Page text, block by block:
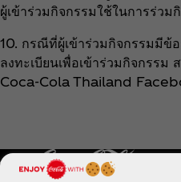
ผู้เข้าร่วมกิจกรรมใช้ในการร่วม
10. กรณีที่ผู้เข้าร่วมกิจกรรมมีข้
ลงทะเบียนเพื่อเข้าร่วมกิจกรรม
Coca‑Cola Thailand